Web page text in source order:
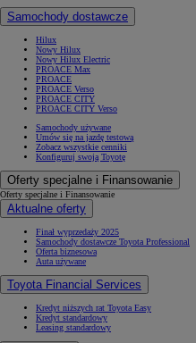
Samochody dostawcze
Hilux
Nowy Hilux
Nowy Hilux Electric
PROACE Max
PROACE
PROACE Verso
PROACE CITY
PROACE CITY Verso
Samochody używane
Umów się na jazdę testową
Zobacz wszystkie cenniki
Konfiguruj swoją Toyotę
Oferty specjalne i Finansowanie
Oferty specjalne i Finansowanie
Aktualne oferty
Finał wyprzedaży 2025
Samochody dostawcze Toyota Professional
Oferta biznesowa
Auta używane
Toyota Financial Services
Kredyt niższych rat Toyota Easy
Kredyt standardowy
Leasing standardowy